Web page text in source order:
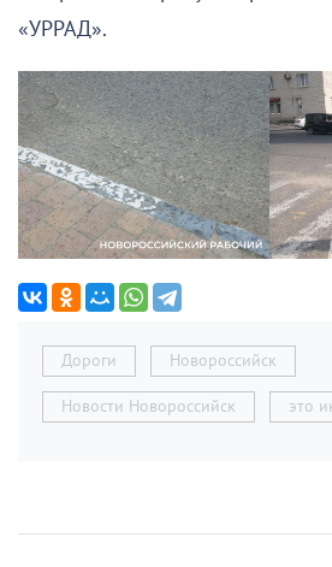
«УРРАД».
Дороги Новороссийск
Новости Новороссийск это